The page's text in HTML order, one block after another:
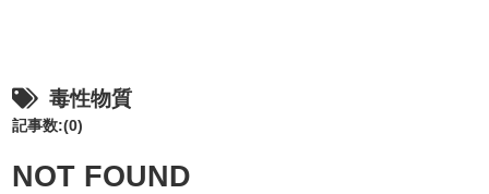
毒性物質
記事数:(0)
NOT FOUND